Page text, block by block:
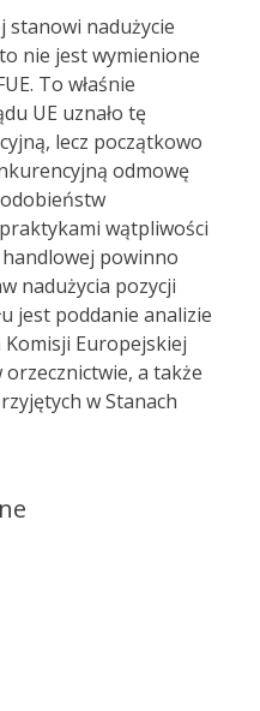
stanowi nadużycie
nie jest wymienione
To właśnie
UE uznało tę
lecz początkowo
odmowę
wątpliwości
powinno
nadużycia pozycji
jest poddanie analizie
Euro­pejskiej
a także
w Stanach